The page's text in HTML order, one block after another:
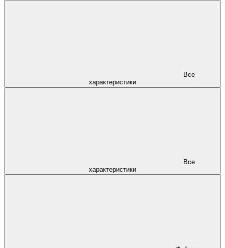
характеристики
характеристики